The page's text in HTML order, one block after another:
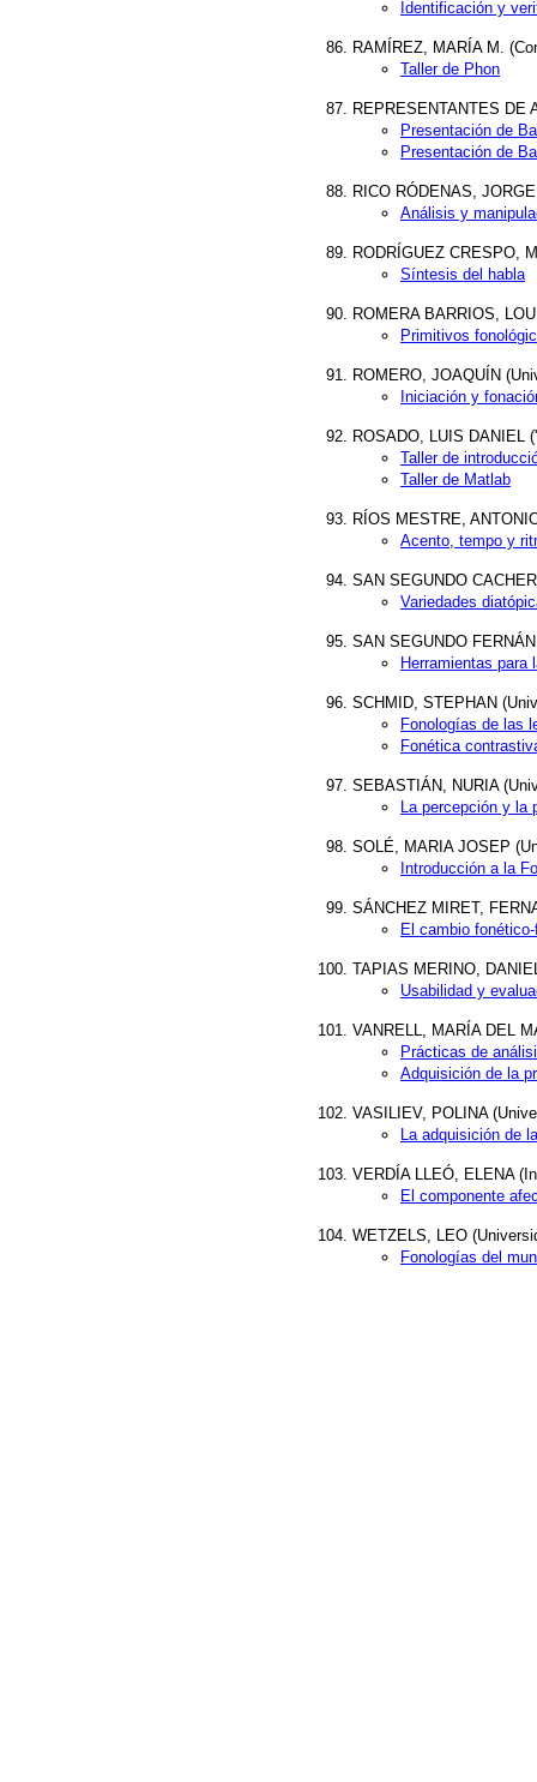
Identificación y
RAMÍREZ, MARÍA M.
Taller de Phon
REPRESENTANTES DE
Presentación de
Presentación de
RICO RÓDENAS,
Análisis y
RODRÍGUEZ CRESPO,
Síntesis del habla
ROMERA BARRIOS,
Primitivos
ROMERO, JOAQUÍN
Iniciación y
ROSADO, LUIS DANIEL
Taller de
Taller de Matlab
RÍOS MESTRE,
Acento, tempo y
SAN SEGUNDO
Variedades
SAN SEGUNDO
Herramientas
SCHMID, STEPHAN
Fonologías de las
Fonética
SEBASTIÁN, NURIA
La percepción y la
SOLÉ, MARIA JOSEP
Introducción a la
SÁNCHEZ MIRET,
El cambio
TAPIAS MERINO,
Usabilidad y
VANRELL, MARÍA DEL
Prácticas de
Adquisición de la
VASILIEV, POLINA
La adquisición de
VERDÍA LLEÓ, ELENA
El componente
WETZELS, LEO
Fonologías del